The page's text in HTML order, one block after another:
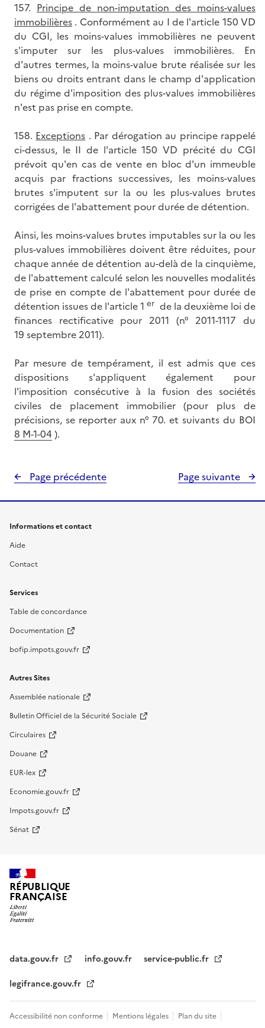
157. Principe de non-imputation des moins-values
immobilières . Conformément au I de l'article 150 VD
du CGI, les moins-values immobilières ne peuvent
s'imputer sur les plus-values immobilières. En
d'autres termes, la moins-value brute réalisée sur les
biens ou droits entrant dans le champ d'application
du régime d'imposition des plus-values immobilières
n'est pas prise en compte.
158. Exceptions . Par dérogation au principe rappelé
ci-dessus, le II de l'article 150 VD précité du CGI
prévoit qu'en cas de vente en bloc d'un immeuble
acquis par fractions successives, les moins-values
brutes s'imputent sur la ou les plus-values brutes
corrigées de l'abattement pour durée de détention.
Ainsi, les moins-values brutes imputables sur la ou les
plus-values immobilières doivent être réduites, pour
chaque année de détention au-delà de la cinquième,
de l'abattement calculé selon les nouvelles modalités
de prise en compte de l'abattement pour durée de
détention issues de l'article 1er de la deuxième loi de
finances rectificative pour 2011 (n° 2011-1117 du
19 septembre 2011).
Par mesure de tempérament, il est admis que ces
dispositions s'appliquent également pour
l'imposition consécutive à la fusion des sociétés
civiles de placement immobilier (pour plus de
précisions, se reporter aux n° 70. et suivants du BOI
8 M-1-04 ).
Page précédente Page suivante
Informations et contact
Aide
Contact
Services
Table de concordance
Documentation
bofip.impots.gouv.fr
Autres Sites
Assemblée nationale
Bulletin Officiel de la Sécurité Sociale
Circulaires
Douane
EUR-lex
Economie.gouv.fr
Impots.gouv.fr
Sénat
RÉPUBLIQUE
FRANÇAISE
data.gouv.fr info.gouv.fr
service-public.fr
legifrance.gouv.fr
Accessibilité non conforme Mentions légales Plan du site